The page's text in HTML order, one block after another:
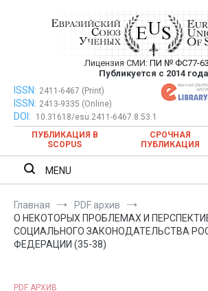
Евразийский Союз
публикация научных
ежемесячном
Лицензия СМИ: ПИ № ФС77-
Публикуется с 2014 года
Евразийский Союз Ученых —
ежемесячном научном
ISSN: 2411-6467 (Print)
ISSN: 2413-9335 (Online)
DOI:
10.31618/esu.2411-6467.8.53.1
ПУБЛИКАЦИЯ В
SCOPUS
СРОЧНАЯ
ПУБЛИКАЦИЯ
MENU
Главная
PDF архив
О НЕКОТОРЫХ ПРОБЛЕМАХ И
СОЦИАЛЬНОГО ЗАКОНОДАТЕЛЬСТВА
ФЕДЕРАЦИИ (35-38)
PDF АРХИВ